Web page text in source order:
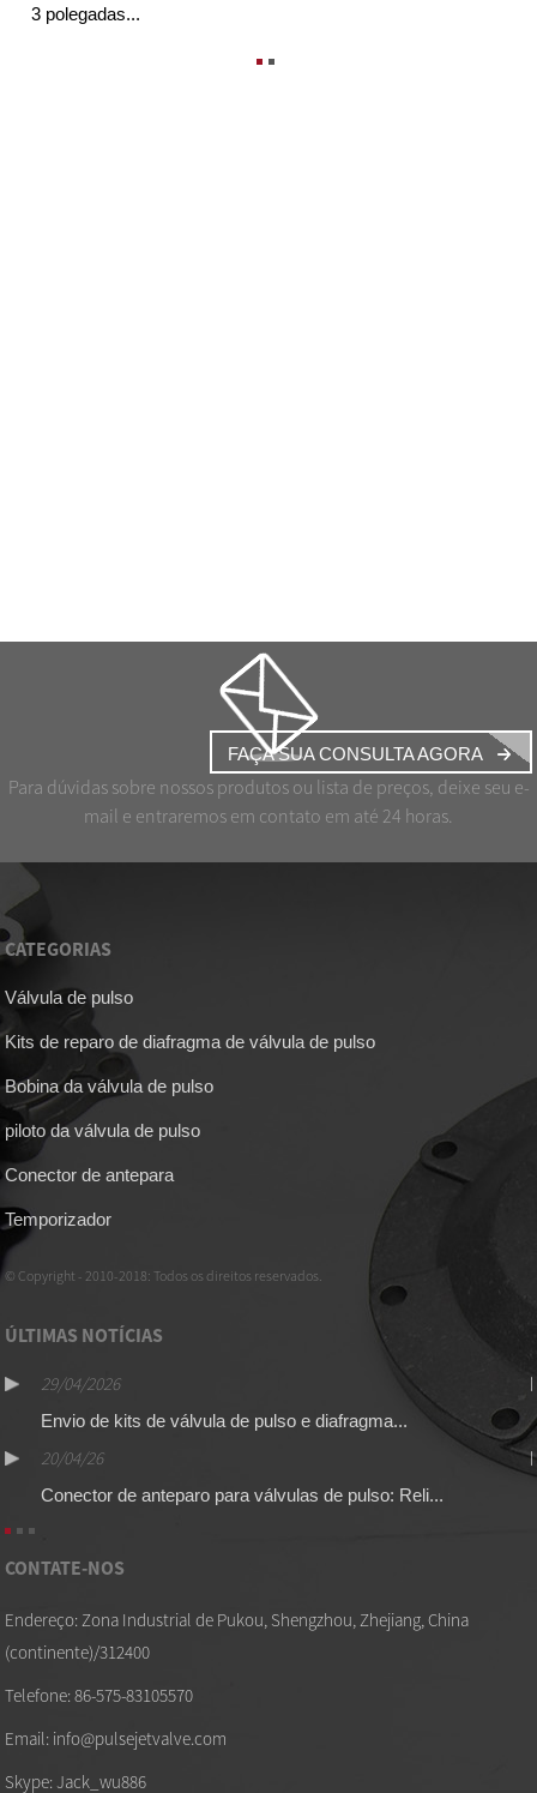
3 polegadas...
Para dúvidas sobre nossos produtos ou lista de preços, deixe seu e-
mail e entraremos em contato em até 24 horas.
FAÇA SUA CONSULTA AGORA
CATEGORIAS
Válvula de pulso
Kits de reparo de diafragma de válvula de pulso
Bobina da válvula de pulso
piloto da válvula de pulso
Conector de antepara
Temporizador
© Copyright - 2010-2018: Todos os direitos reservados.
ÚLTIMAS NOTÍCIAS
29/04/2026
Envio de kits de válvula de pulso e diafragma...
20/04/26
Conector de anteparo para válvulas de pulso: Reli...
CONTATE-NOS
Endereço: Zona Industrial de Pukou, Shengzhou, Zhejiang, China
(continente)/312400
Telefone: 86-575-83105570
Email: info@pulsejetvalve.com
Skype: Jack_wu886